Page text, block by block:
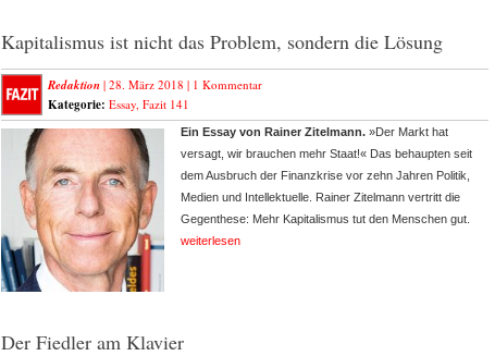
Kapitalismus ist nicht das Problem, sondern die Lösung
Redaktion | 28. März 2018 | 1 Kommentar
Kategorie: Essay, Fazit 141
Ein Essay von Rainer Zitelmann. »Der Markt hat
versagt, wir brauchen mehr Staat!« Das behaupten seit
dem Ausbruch der Finanzkrise vor zehn Jahren Politik,
Medien und Intellektuelle. Rainer Zitelmann vertritt die
Gegenthese: Mehr Kapitalismus tut den Menschen gut.
weiterlesen
Der Fiedler am Klavier